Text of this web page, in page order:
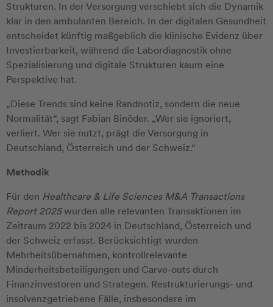
Strukturen. In der Versorgung verschiebt sich die Dynamik
klar in den ambulanten Bereich. In der digitalen Gesundheit
entscheidet künftig maßgeblich die klinische Evidenz über
Investierbarkeit, während die Labordiagnostik ohne
Spezialisierung und digitale Strukturen kaum eine
Perspektive hat.
„Diese Trends sind keine Randnotiz, sondern die neue
Normalität“, sagt Fabian Binöder. „Wer sie ignoriert,
verliert. Wer sie nutzt, prägt die Versorgung in
Deutschland, Österreich und der Schweiz.“
Methodik
Für den Healthcare & Life Sciences M&A Transactions
Report 2025wurden alle relevanten Transaktionen im
Zeitraum 2022 bis 2024 in Deutschland, Österreich und
der Schweiz erfasst. Berücksichtigt wurden
Mehrheitsübernahmen, kontrollrelevante
Minderheitsbeteiligungen und Carve-outs durch
Finanzinvestoren und Strategen. Restrukturierungs- und
insolvenzgetriebene Fälle, insbesondere im